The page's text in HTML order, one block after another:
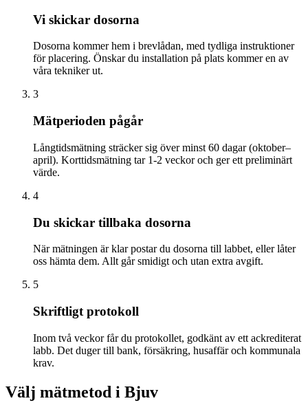
Vi skickar dosorna
Dosorna kommer hem i brevlådan, med tydliga instruktioner
för placering. Önskar du installation på plats kommer en av
våra tekniker ut.
3
Mätperioden pågår
Långtidsmätning sträcker sig över minst 60 dagar (oktober–
april). Korttidsmätning tar 1-2 veckor och ger ett preliminärt
värde.
4
Du skickar tillbaka dosorna
När mätningen är klar postar du dosorna till labbet, eller låter
oss hämta dem. Allt går smidigt och utan extra avgift.
5
Skriftligt protokoll
Inom två veckor får du protokollet, godkänt av ett ackrediterat
labb. Det duger till bank, försäkring, husaffär och kommunala
krav.
Välj mätmetod i Bjuv